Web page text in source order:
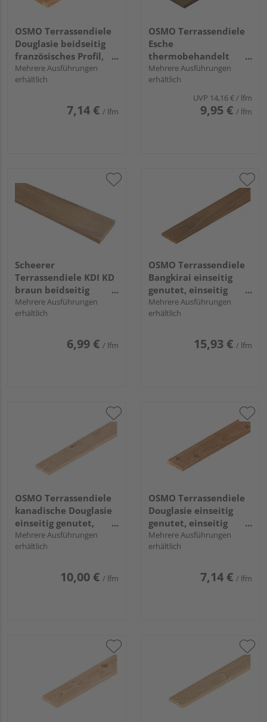
OSMO Terrassendiele
Douglasie beidseitig
französisches Profil,
Douglasie - 27 x 143
mm
Mehrere Ausführungen
erhältlich
7,14 € / lfm
OSMO Terrassendiele
Esche
thermobehandelt
beidseitig glatt,
längsseitige Hohlkehle
- 21 x 105 mm
Mehrere Ausführungen
erhältlich
UVP 14,16 €/ lfm
9,95 € / lfm
Scheerer
Terrassendiele KDI KD
braun beidseitig
geriffelt - 27 x 145 mm
Mehrere Ausführungen
erhältlich
6,99 € / lfm
OSMO Terrassendiele
Bangkirai einseitig
genutet, einseitig
geriffelt, Bangkirai - 21
x 145 mm
Mehrere Ausführungen
erhältlich
15,93 € / lfm
OSMO Terrassendiele
kanadische Douglasie
einseitig genutet,
einseitig geriffelt - 27
x 143 mm
Mehrere Ausführungen
erhältlich
10,00 € / lfm
OSMO Terrassendiele
Douglasie einseitig
genutet, einseitig
geriffelt, Douglasie - 27
x 143 mm
Mehrere Ausführungen
erhältlich
7,14 € / lfm